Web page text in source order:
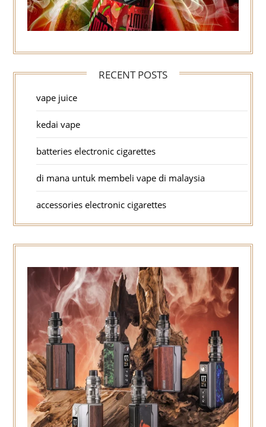
RECENT POSTS
vape juice
kedai vape
batteries electronic cigarettes
di mana untuk membeli vape di malaysia
accessories electronic cigarettes